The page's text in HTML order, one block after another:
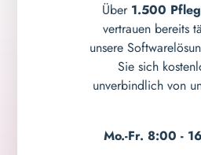
Über 1.500
vertrauen bereits
unsere
Sie sich
unverbindlich von
Mo.-Fr. 8:00 -